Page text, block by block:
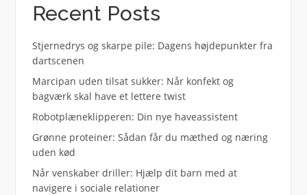
Recent Posts
Stjernedrys og skarpe pile: Dagens højdepunkter fra
dartscenen
Marcipan uden tilsat sukker: Når konfekt og
bagværk skal have et lettere twist
Robotplæneklipperen: Din nye haveassistent
Grønne proteiner: Sådan får du mæthed og næring
uden kød
Når venskaber driller: Hjælp dit barn med at
navigere i sociale relationer